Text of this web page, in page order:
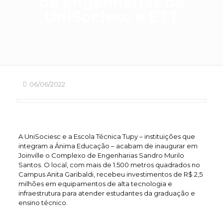
06/06/2022
A UniSociesc e a Escola Técnica Tupy – instituições que
integram a Ânima Educação – acabam de inaugurar em
Joinville o Complexo de Engenharias Sandro Murilo
Santos. O local, com mais de 1.500 metros quadrados no
Campus Anita Garibaldi, recebeu investimentos de R$ 2,5
milhões em equipamentos de alta tecnologia e
infraestrutura para atender estudantes da graduação e
ensino técnico.